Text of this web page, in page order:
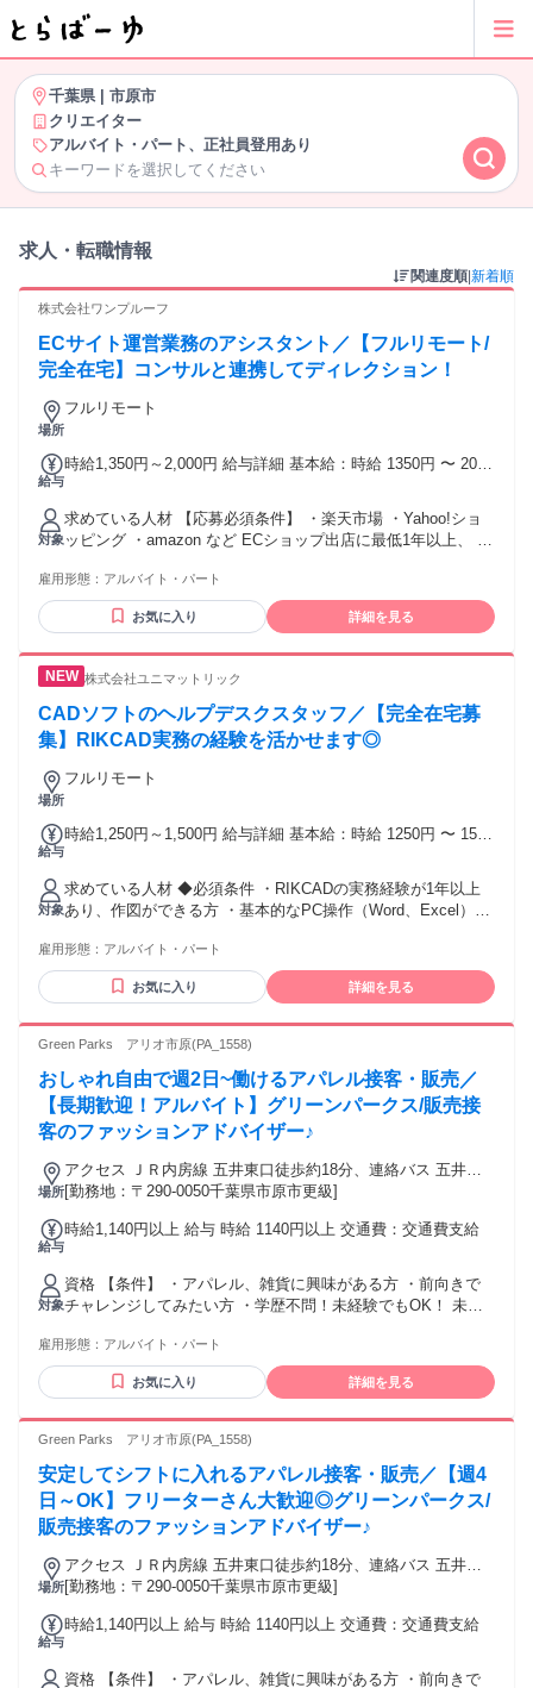
千葉県| 市原市
クリエイター
アルバイト・パート、正社員登用あり
キーワードを選択してください
求人・転職情報
関連度順 新着順
株式会社ワンプルーフ
ECサイト運営業務のアシスタント／【フルリモート/
完全在宅】コンサルと連携してディレクション！
場所
フルリモート
給与
時給1,350円～2,000円 給与詳細 基本給：時給 1350円 〜 2000
対象
求めている人材 【応募必須条件】 ・楽天市場 ・Yahoo!ショ
ッピング ・amazon など ECショップ出店に最低1年以上、 携
――――――――――― Excelを用いた業務経験 ⇒特に以下
の関数はよく使用します 〇IF関数 〇VLOOKUP関数 〇ピボッ
トテーブル ※未経験者様は 今回選考対象外とさせて いただ
応募いただく際は、 実際の実務経験の詳細を 記入いただけま
すと幸いです。 ※「継続的に」働いて頂ける方を 優遇させて
頂きます。 ――――――――――― ＜こんな方はぜひ！＞
＊ネット通販が好きな方 ＊細かい作業が得意な方 ＊企画提案
の経験がある方 ＊ECサイトの運営や売上向上支援などの経験
がある方 現状況で需要が高まっている EC業界ですが、弊社
社では全国各地に 在宅リモートワークで 働いてくれてる仲間
雇用形態： アルバイト・パート
お気に入り 詳細を見る
株式会社ユニマットリック
CADソフトのヘルプデスクスタッフ／【完全在宅募
集】RIKCAD実務の経験を活かせます◎
場所
フルリモート
給与
時給1,250円～1,500円 給与詳細 基本給：時給 1250円 〜 1500
昇給・賞与あり （前年度実績あり） ＊経験に応じて給与変動
あり
対象
求めている人材 ◆必須条件 ・RIKCADの実務経験が1年以上
あり、作図ができる方 ・基本的なPC操作（Word、Excel）が
・Word、Excel、PowerPointでの資料作成スキルが活かせま
す ・コールセンターやヘルプデスク、CADオペレーターの経
験が活かせます ・ITパスポート等のITに関する知識をお持ち
対応できる方 ・責任感を持って最後まで前向きに業務に取り
雇用形態： アルバイト・パート
お気に入り 詳細を見る
Green Parks アリオ市原(PA_1558)
おしゃれ自由で週2日~働けるアパレル接客・販売／
【長期歓迎！アルバイト】グリーンパークス/販売接
客のファッションアドバイザー♪
場所
アクセス ＪＲ内房線 五井東口徒歩約18分、連絡バス 五井東
口徒歩約18分、小湊鉄道 五井東口徒歩約18分
[勤務地：〒290-0050千葉県市原市更級]
給与
時給1,140円以上 給与 時給 1140円以上 交通費：交通費支給
対象
資格 【条件】 ・アパレル、雑貨に興味がある方 ・前向きで
チャレンジしてみたい方 ・学歴不問！未経験でもOK！ 未経
カラコン・化粧品などの販売スタッフ経験者優遇！ トレンド
に敏感な方大歓迎♪「おしゃれが好き」「ファッションが好
き」 「コーディネイトを組むのが好き」など、あなたのスキ
経験の方でも自然と接客技術が身に付きますよ♪ 将来、「コー
いる方や「カラーコーディネート」の資格をお持ちの方にも
ピッタリです！ ※正社員、アルバイト・パート、派遣問わ
ず、様々な業界から転職してきた方が活躍中
雇用形態： アルバイト・パート
お気に入り 詳細を見る
Green Parks アリオ市原(PA_1558)
安定してシフトに入れるアパレル接客・販売／【週4
日～OK】フリーターさん大歓迎◎グリーンパークス/
販売接客のファッションアドバイザー♪
場所
アクセス ＪＲ内房線 五井東口徒歩約18分、連絡バス 五井東
口徒歩約18分、小湊鉄道 五井東口徒歩約18分
[勤務地：〒290-0050千葉県市原市更級]
給与
時給1,140円以上 給与 時給 1140円以上 交通費：交通費支給
資格 【条件】 ・アパレル、雑貨に興味がある方 ・前向きで